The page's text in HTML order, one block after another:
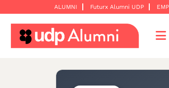
ALUMNI Futurx Alumni UDP
Desarrollo
Construyamos